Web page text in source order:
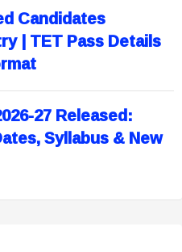
Candidates
| TET Pass Details
27 Released:
Syllabus & New